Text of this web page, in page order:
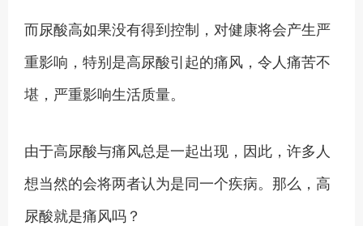
而尿酸高如果没有得到控制，对健康将会产生严
重影响，特别是高尿酸引起的痛风，令人痛苦不
堪，严重影响生活质量。
由于高尿酸与痛风总是一起出现，因此，许多人
想当然的会将两者认为是同一个疾病。那么，高
尿酸就是痛风吗？